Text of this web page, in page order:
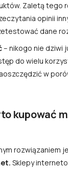
Zaletą tego
opinii
dane
– nikogo nie dziwi
do wielu
w
kupować
rozwiązaniem
Sklepy